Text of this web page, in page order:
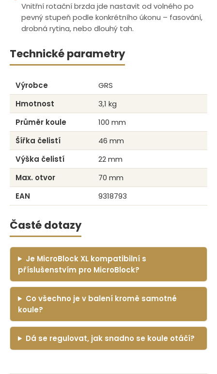
Vnitřní rotační brzda jde nastavit od volného po
pevný stupeň podle konkrétního úkonu – fasování,
drobná rytina, nebo dlouhý tah.
Technické parametry
Výrobce
GRS
Hmotnost
3,1 kg
Průměr koule
100 mm
Šířka čelistí
46 mm
Výška čelistí
22 mm
Max. otvor
70 mm
EAN
9318793
Časté dotazy
Je MicroBlock XL kompatibilní s
příslušenstvím pro MicroBlock?
Co všechno je v balení kromě samotné
koule?
Dá se regulovat, jak snadno se koule otáčí?